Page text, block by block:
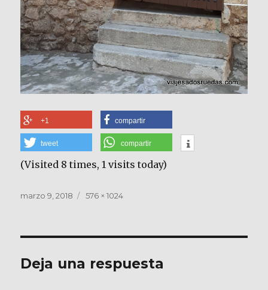
+1 compartir
tweet compartir
(Visited 8 times, 1 visits today)
Publicado
marzo 9, 2018
Tamaño
576 × 1024
Deja una respuesta